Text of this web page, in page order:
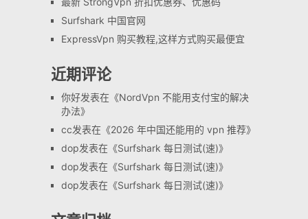
Surfshark 中国官网
ExpressVpn 购买教程,这样方式购买最便宜
近期评论
你好发表在《NordVpn 不能用支付宝的解决
办法》
cc发表在《2026 年中国还能用的 vpn 推荐》
dop发表在《Surfshark 每日测试(速)》
dop发表在《Surfshark 每日测试(速)》
dop发表在《Surfshark 每日测试(速)》